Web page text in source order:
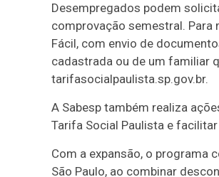
Desempregados podem
comprovação semestral.
Fácil, com envio de
cadastrada ou de um familiar
tarifasocialpaulista.sp.gov.br.
A Sabesp também realiza
Tarifa Social Paulista e
Com a expansão, o programa
São Paulo, ao combinar